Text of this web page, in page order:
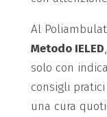
Al
Metodo IELED
solo con
consigli
una cura